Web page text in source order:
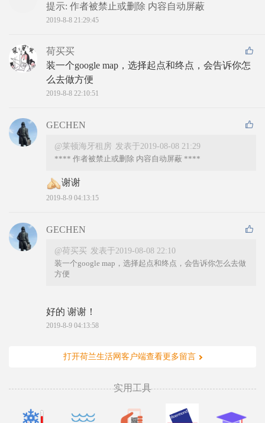
提示: 作者被禁止或删除 内容自动屏蔽
2019-8-8 21:29:45
荷买买
装一个google map，选择起点和终点，会告诉你怎
么去做方便
2019-8-8 22:10:51
GECHEN
@莱顿海牙租房 发表于2019-08-08 21:29
**** 作者被禁止或删除 内容自动屏蔽 ****
谢谢
2019-8-9 04:13:15
GECHEN
@荷买买 发表于2019-08-08 22:10
装一个google map，选择起点和终点，会告诉你怎么去做
方便
好的 谢谢！
2019-8-9 04:13:58
打开荷兰生活网客户端查看更多留言
实用工具